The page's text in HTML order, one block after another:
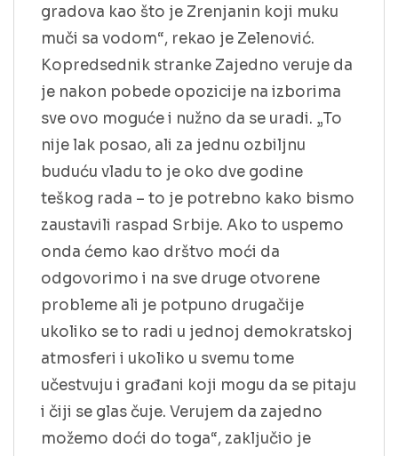
gradova kao što je Zrenjanin koji muku
muči sa vodom“, rekao je Zelenović.
Kopredsednik stranke Zajedno veruje da
je nakon pobede opozicije na izborima
sve ovo moguće i nužno da se uradi. „To
nije lak posao, ali za jednu ozbiljnu
buduću vladu to je oko dve godine
teškog rada – to je potrebno kako bismo
zaustavili raspad Srbije. Ako to uspemo
onda ćemo kao drštvo moći da
odgovorimo i na sve druge otvorene
probleme ali je potpuno drugačije
ukoliko se to radi u jednoj demokratskoj
atmosferi i ukoliko u svemu tome
učestvuju i građani koji mogu da se pitaju
i čiji se glas čuje. Verujem da zajedno
možemo doći do toga“, zaključio je